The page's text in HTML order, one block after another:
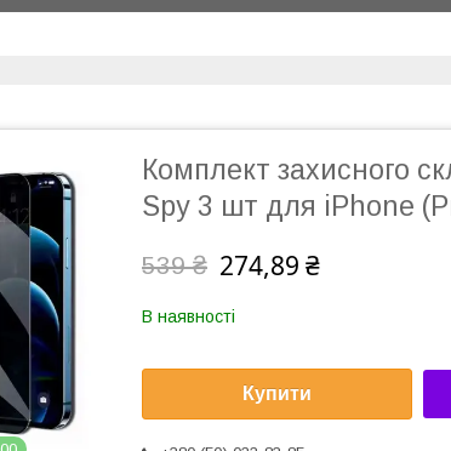
Комплект захисного
Spy 3 шт для iPhone
539 ₴ 274,89 ₴
В наявності
Купити